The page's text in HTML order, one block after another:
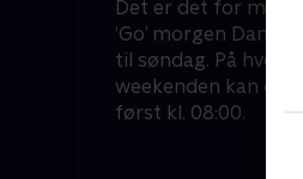
Det er det for
‘Go’ morgen
til søndag. På
weekenden kan du
først kl. 08:00.